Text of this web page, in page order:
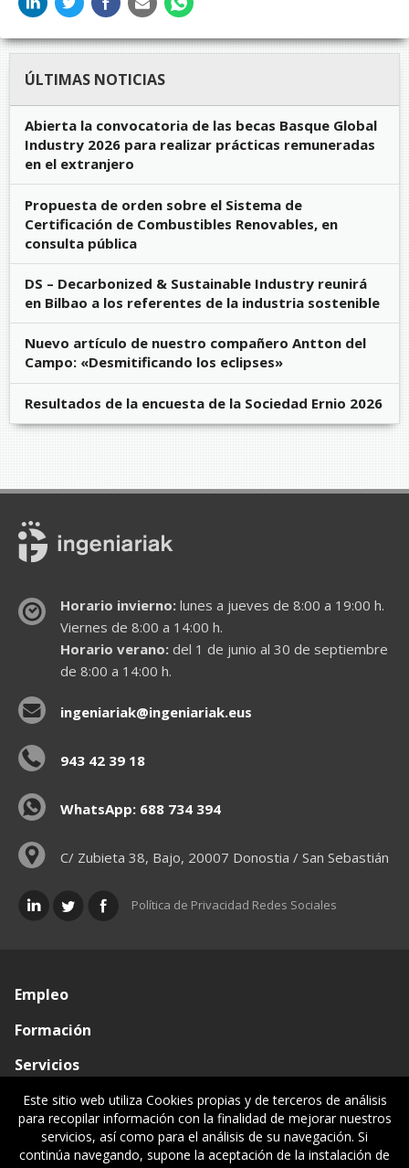
ÚLTIMAS NOTICIAS
Abierta la convocatoria de las becas Basque Global
Industry 2026 para realizar prácticas remuneradas
en el extranjero
Propuesta de orden sobre el Sistema de
Certificación de Combustibles Renovables, en
consulta pública
DS – Decarbonized & Sustainable Industry reunirá
en Bilbao a los referentes de la industria sostenible
Nuevo artículo de nuestro compañero Antton del
Campo: «Desmitificando los eclipses»
Resultados de la encuesta de la Sociedad Ernio 2026
Horario invierno:lunes a jueves de 8:00 a 19:00 h.
Viernes de 8:00 a 14:00 h.
Horario verano:del 1 de junio al 30 de septiembre
de 8:00 a 14:00 h.
ingeniariak@ingeniariak.eus
943 42 39 18
WhatsApp: 688 734 394
C/ Zubieta 38, Bajo, 20007 Donostia / San Sebastián
Política de Privacidad Redes Sociales
Empleo
Formación
Servicios
Conócenos
Visado de documentos
Este sitio web utiliza Cookies propias y de terceros de análisis
para recopilar información con la finalidad de mejorar nuestros
servicios, así como para el análisis de su navegación. Si
continúa navegando, supone la aceptación de la instalación de